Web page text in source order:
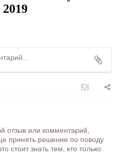
отзыв или комментарий,
принять решение по поводу
стоит знать тем, кто только